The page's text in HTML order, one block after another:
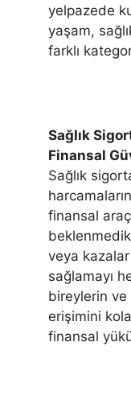
yelpazede
yaşam,
farklı
Sağlık
Finansal
Sağlık
finansal
beklenmedik
veya
sağlamayı
bireylerin ve
erişimini
finansal